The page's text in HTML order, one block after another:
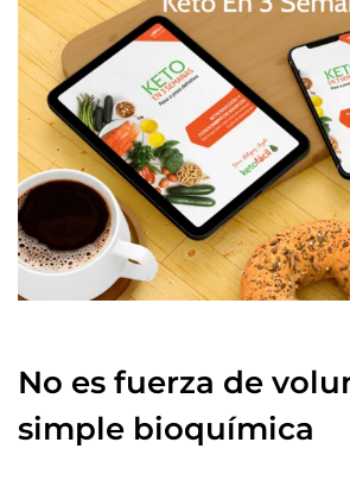
No es fuerza de
simple bioquímica